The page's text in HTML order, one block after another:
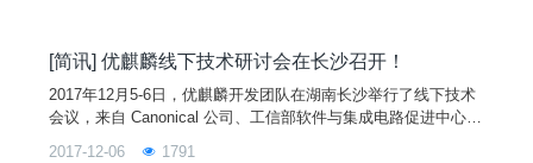
[简讯] 优麒麟线下技术研讨会在长沙召开！
2017年12月5-6日，优麒麟开发团队在湖南长沙举行了线下技术
会议，来自 Canonical 公司、工信部软件与集成电路促进中心、
2017-12-06 1791